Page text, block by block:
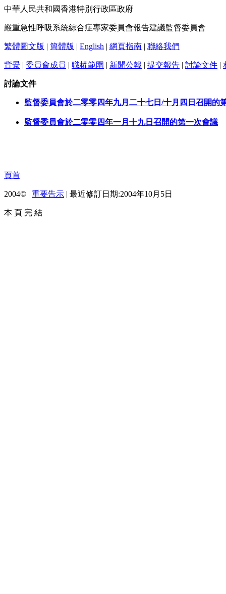
中華人民共和國香港特別行政區政府
嚴重急性呼吸系統綜合症專家委員會報告建議監督委員會
繁體圖文版 | 簡體版 | English | 網頁指南 | 聯絡我們
背景 | 委員會成員 | 職權範圍 | 新聞公報 | 提交報告 | 討論文件 |
討論文件
監督委員會於二零零四年九月二十七日/十月四日召開的
監督委員會於二零零四年一月十九日召開的第一次會議
頁首
2004© | 重要告示 | 最近修訂日期:2004年10月5日
本 頁 完 結